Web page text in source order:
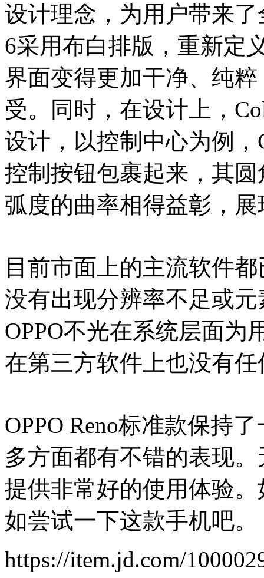
设计理念，为用户带来
6采用布白排版，重新定
界面变得更加干净、纯
受。同时，在设计上，
设计，以控制中心为例
控制按钮包裹起来，其
弧度的曲率相得益彰，
目前市面上的主流软件
没有出现分辨率不足或
OPPO不光在系统层面为
在第三方软件上也没有
OPPO Reno标准款保持
多方面都有不错的表现
提供非常好的使用体验
如尝试一下这款手机吧。
https://item.jd.com/